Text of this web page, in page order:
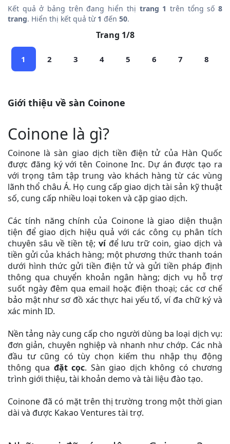
Kết quả ở bảng trên đang hiển thị trang 1 trên tổng số8
trang. Hiển thị kết quả từ 1 đến 50.
Trang 1/8
1 2 3 4 5 6 7 8
Giới thiệu về sàn Coinone
Coinone là gì?
Coinone là sàn giao dịch tiền điện tử của Hàn Quốc
được đăng ký với tên Coinone Inc. Dự án được tạo ra
với trọng tâm tập trung vào khách hàng từ các vùng
lãnh thổ châu Á. Họ cung cấp giao dịch tài sản kỹ thuật
số, cung cấp nhiều loại token và cặp giao dịch.
Các tính năng chính của Coinone là giao diện thuận
tiện để giao dịch hiệu quả với các công cụ phân tích
chuyên sâu về tiền tệ; víđể lưu trữ coin, giao dịch và
tiền gửi của khách hàng; một phương thức thanh toán
dưới hình thức gửi tiền điện tử và gửi tiền pháp định
thông qua chuyển khoản ngân hàng; dịch vụ hỗ trợ
suốt ngày đêm qua email hoặc điện thoại; các cơ chế
bảo mật như sơ đồ xác thực hai yếu tố, ví đa chữ ký và
xác minh ID.
Nền tảng này cung cấp cho người dùng ba loại dịch vụ:
đơn giản, chuyên nghiệp và nhanh như chớp. Các nhà
đầu tư cũng có tùy chọn kiếm thu nhập thụ động
thông qua đặt cọc. Sàn giao dịch không có chương
trình giới thiệu, tài khoản demo và tài liệu đào tạo.
Coinone đã có mặt trên thị trường trong một thời gian
dài và được Kakao Ventures tài trợ.